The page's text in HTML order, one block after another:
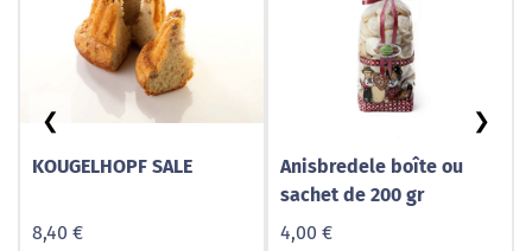
KOUGELHOPF SALE
8,40 €
Anisbredele boîte ou
sachet de 200 gr
4,00 €
❮ ❯